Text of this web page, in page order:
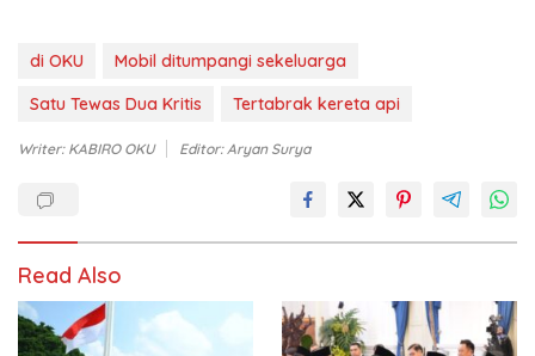
di OKU
Mobil ditumpangi sekeluarga
Satu Tewas Dua Kritis
Tertabrak kereta api
Writer: KABIRO OKU Editor: Aryan Surya
Read Also